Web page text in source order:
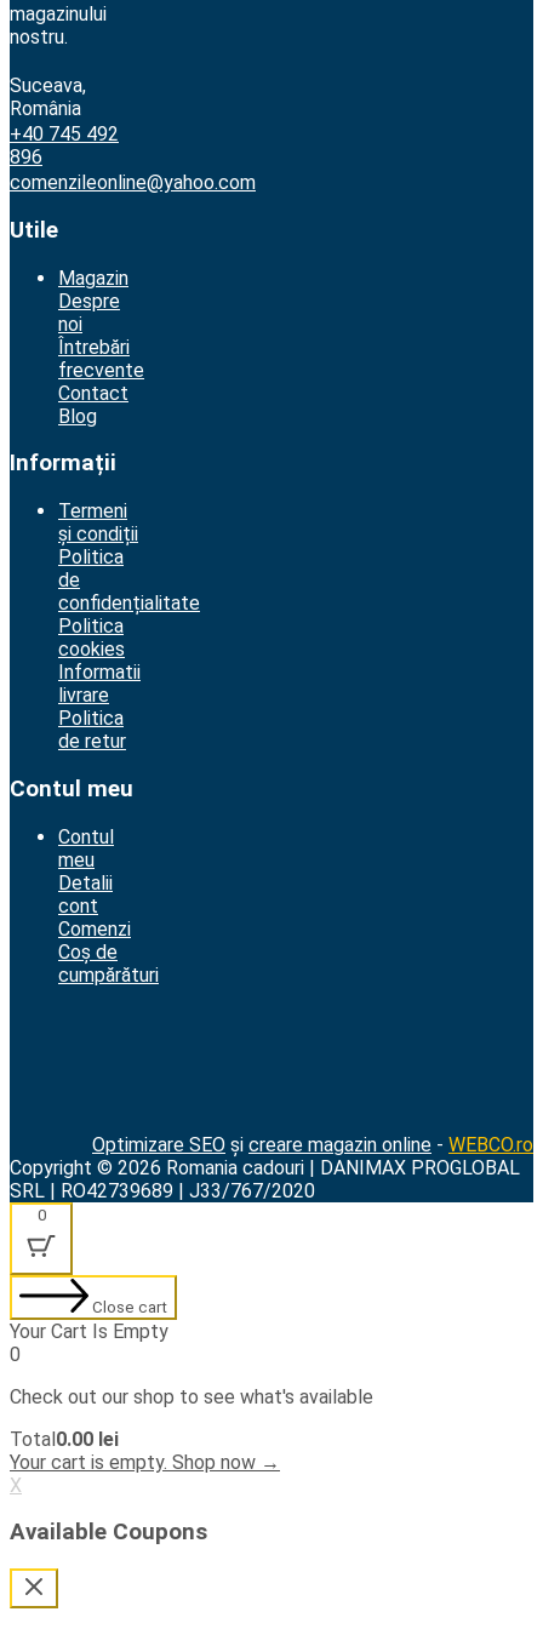
magazinului
nostru.
Suceava,
România
+40 745 492
896
comenzileonline@yahoo.com
Utile
Magazin
Despre
noi
Întrebări
frecvente
Contact
Blog
Informații
Termeni
și condiții
Politica
de
confidențialitate
Politica
cookies
Informatii
livrare
Politica
de retur
Contul meu
Contul
meu
Detalii
cont
Comenzi
Coș de
cumpărături
Optimizare SEO și creare magazin online - WEBCO.ro
Copyright © 2026 Romania cadouri | DANIMAX PROGLOBAL
SRL | RO42739689 | J33/767/2020
0
Close cart
Your Cart Is Empty
0
Check out our shop to see what's available
Cart
Total:
Total0.00 lei
Your cart is empty. Shop now →
X
Available Coupons